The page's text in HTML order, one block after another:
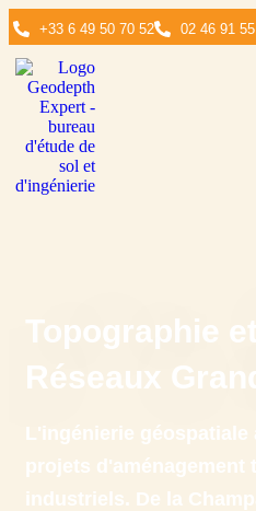
+33 6 49 50 70 52 02 46 91
Topographie
Réseaux
L'ingénierie géospatiale
projets
industriels. De la